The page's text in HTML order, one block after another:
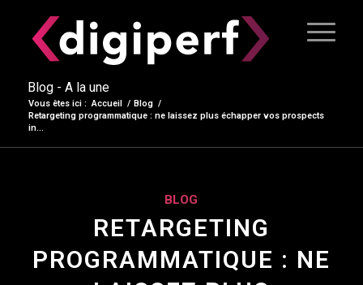
Blog - A la une
Vous êtes ici : Accueil / Blog /
Retargeting programmatique : ne laissez plus échapper vos prospects
in...
BLOG
RETARGETING
PROGRAMMATIQUE : NE